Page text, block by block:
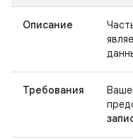
Описание
Требования